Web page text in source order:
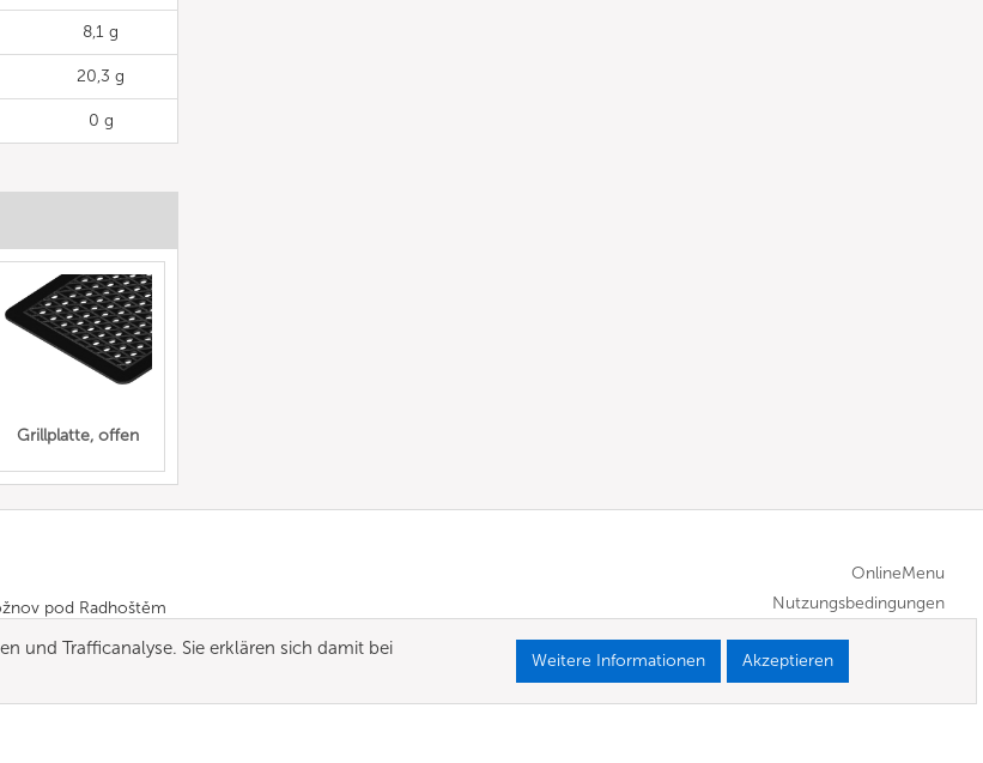
8,1 g
20,3 g
0 g
Grillplatte, offen
pod Radhoštěm
OnlineMenu
Nutzungsbedingungen
und Trafficanalyse. Sie erklären sich damit bei
Weitere Informationen Akzeptieren